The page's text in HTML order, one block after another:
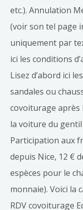
etc.). Annulation
(voir son tel page
uniquement par
ici les conditions
Lisez d’abord ici
sandales ou
covoiturage après
la voiture du
Participation aux
depuis Nice, 12 €
espèces pour le
monnaie). Voici la
RDV covoiturage